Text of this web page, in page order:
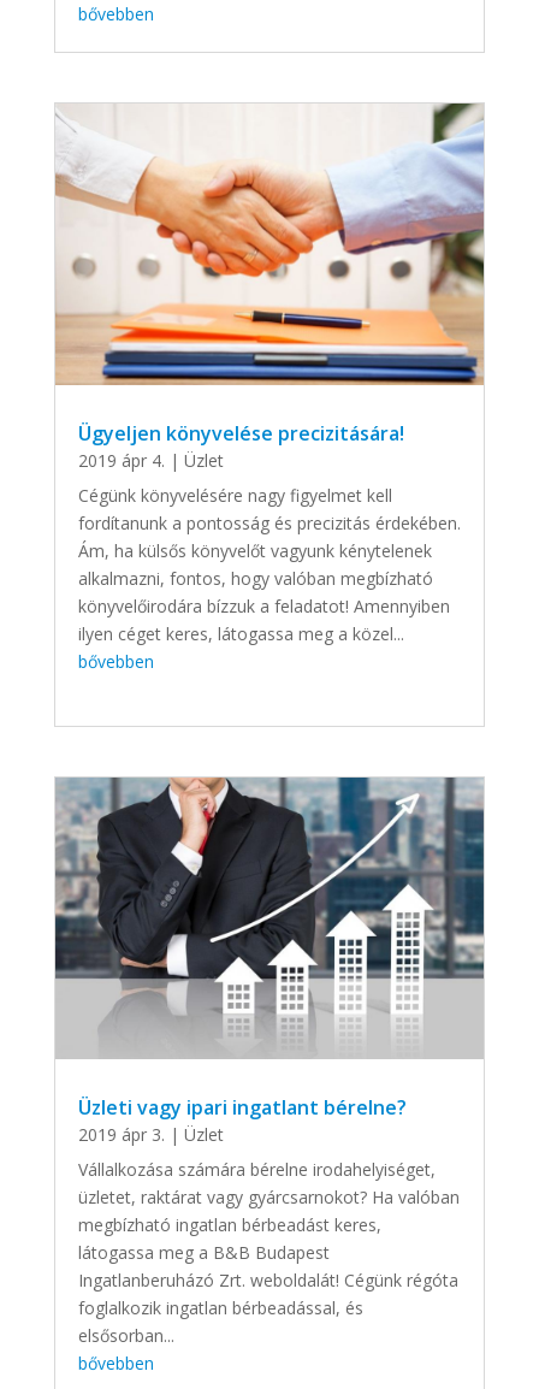
bővebben
Ügyeljen könyvelése precizitására!
2019 ápr 4. | Üzlet
Cégünk könyvelésére nagy figyelmet kell
fordítanunk a pontosság és precizitás érdekében.
Ám, ha külsős könyvelőt vagyunk kénytelenek
alkalmazni, fontos, hogy valóban megbízható
könyvelőirodára bízzuk a feladatot! Amennyiben
ilyen céget keres, látogassa meg a közel...
bővebben
Üzleti vagy ipari ingatlant bérelne?
2019 ápr 3. | Üzlet
Vállalkozása számára bérelne irodahelyiséget,
üzletet, raktárat vagy gyárcsarnokot? Ha valóban
megbízható ingatlan bérbeadást keres,
látogassa meg a B&B Budapest
Ingatlanberuházó Zrt. weboldalát! Cégünk régóta
foglalkozik ingatlan bérbeadással, és
elsősorban...
bővebben